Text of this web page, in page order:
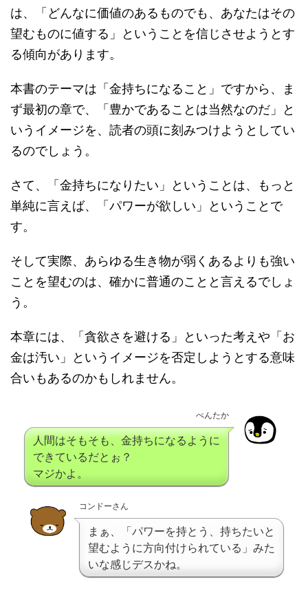
は、「どんなに価値のあるものでも、あなたはその
望むものに値する」ということを信じさせようとす
る傾向があります。
本書のテーマは「金持ちになること」ですから、ま
ず最初の章で、「豊かであることは当然なのだ」と
いうイメージを、読者の頭に刻みつけようとしてい
るのでしょう。
さて、「金持ちになりたい」ということは、もっと
単純に言えば、「パワーが欲しい」ということで
す。
そして実際、あらゆる生き物が弱くあるよりも強い
ことを望むのは、確かに普通のことと言えるでしょ
う。
本章には、「貪欲さを避ける」といった考えや「お
金は汚い」というイメージを否定しようとする意味
合いもあるのかもしれません。
ぺんたか
人間はそもそも、金持ちになるように
できているだとぉ？
マジかよ。
コンドーさん
まぁ、「パワーを持とう、持ちたいと
望むように方向付けられている」みた
いな感じデスかね。